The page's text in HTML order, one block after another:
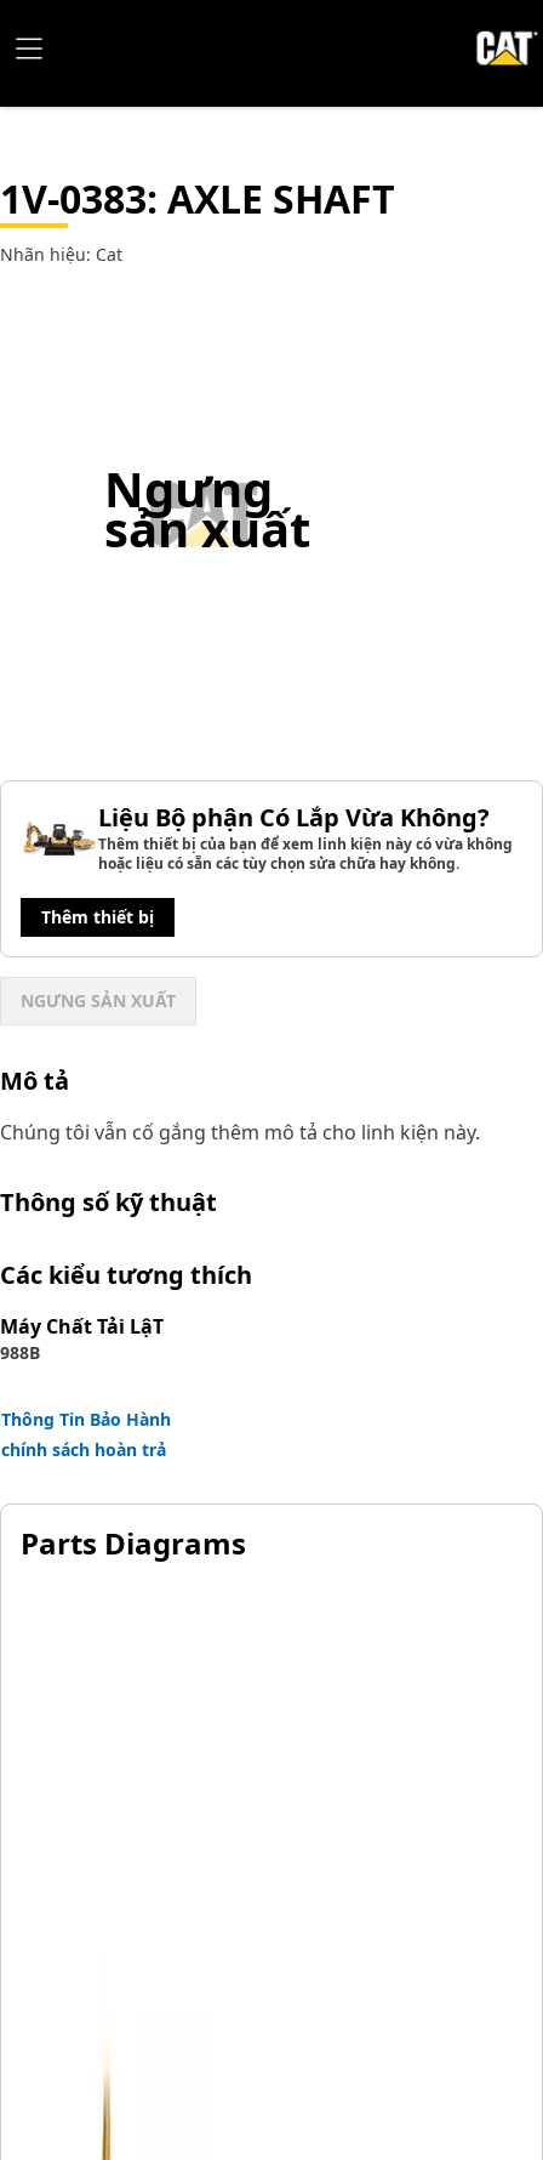
1V-0383: AXLE SHAFT
Nhãn hiệu: Cat
Ngưng
sản xuất
Liệu Bộ phận Có Lắp Vừa Không?
Thêm thiết bị của bạn để xem linh kiện này có vừa không
hoặc liệu có sẵn các tùy chọn sửa chữa hay không.
Thêm thiết bị
NGƯNG SẢN XUẤT
Mô tả
Chúng tôi vẫn cố gắng thêm mô tả cho linh kiện này.
Thông số kỹ thuật
Các kiểu tương thích
Máy Chất Tải LậT
988B
Thông Tin Bảo Hành
chính sách hoàn trả
Parts Diagrams